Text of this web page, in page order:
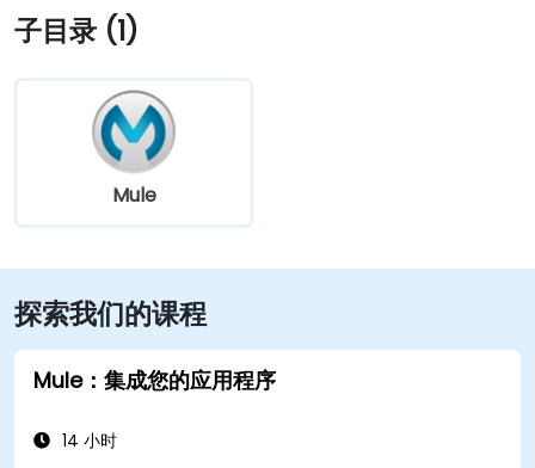
子目录 (1)
Mule
探索我们的课程
Mule：集成您的应用程序
14 小时